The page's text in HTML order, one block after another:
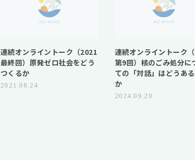
連続オンライントーク（2021
最終回）原発ゼロ社会をどう
つくるか
2021.08.24
連続オンライントーク
第9回）核のごみ処分に
ての「対話」はどうあ
か
2024.09.20